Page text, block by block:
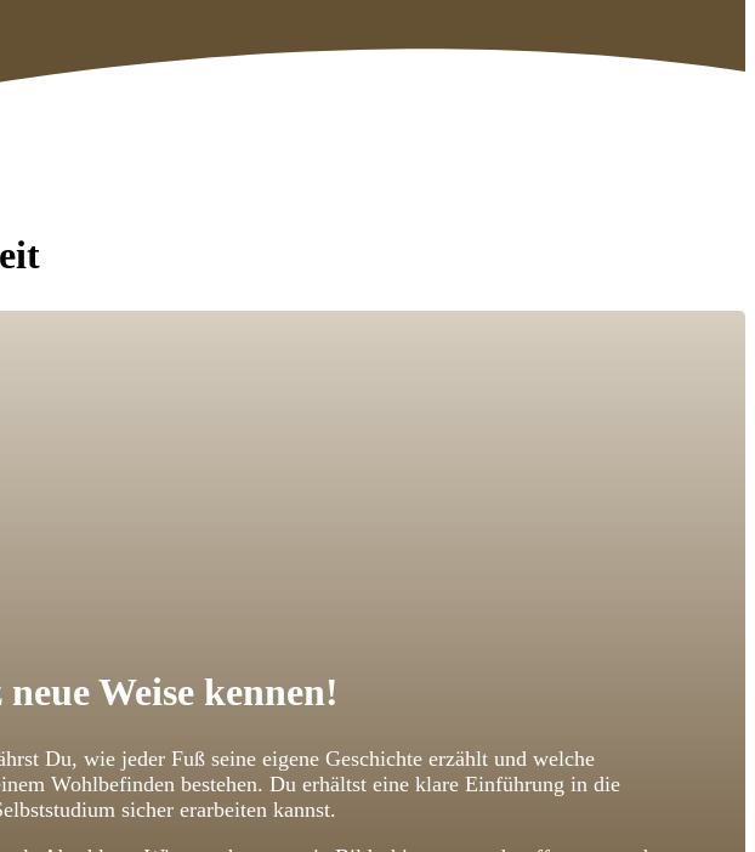
Weise kennen!
Du, wie jeder Fuß seine eigene Geschichte erzählt und welche
Wohlbefinden bestehen. Du erhältst eine klare Einführung in die
sicher erarbeiten kannst.